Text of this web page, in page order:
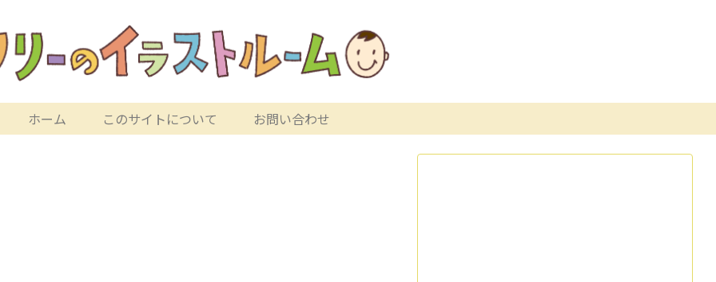
ホーム このサイトについて お問い合わせ